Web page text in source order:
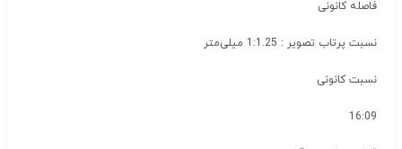
فاصله کانونی
نسبت پرتاب تصویر : 1:1.25 میلی‌متر
نسبت کانونی
16:09